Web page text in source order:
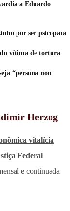
a Eduardo
por ser psicopata
vítima de tortura
“persona non
Herzog
vitalícia
Federal
e continuada